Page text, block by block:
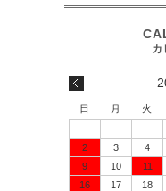
日 月 火
2
3 4
9
10 11
16
17 18